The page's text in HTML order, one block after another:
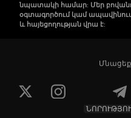
նպատակի համար: Մեր
օգտագործում կամ
և հայեցողության վրա է: